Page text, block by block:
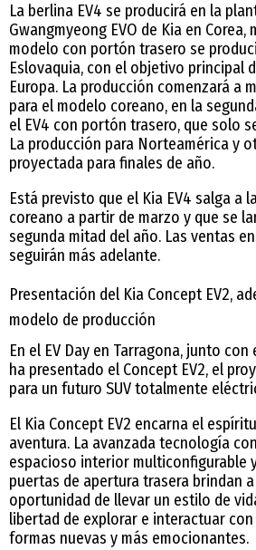
La berlina EV4 se producirá en la
Gwangmyeong EVO de Kia en Corea,
modelo con portón trasero se
Eslovaquia, con el objetivo principal
Europa. La producción comenzará a
para el modelo coreano, en la
el EV4 con portón trasero, que solo
La producción para Norteamérica y
proyectada para finales de año.
Está previsto que el Kia EV4 salga a
coreano a partir de marzo y que se
segunda mitad del año. Las ventas
seguirán más adelante.
Presentación del Kia Concept EV2,
modelo de producción
En el EV Day en Tarragona, junto con
ha presentado el Concept EV2, el
para un futuro SUV totalmente
El Kia Concept EV2 encarna el
aventura. La avanzada tecnología
espacioso interior multiconfigurable
puertas de apertura trasera brindan
oportunidad de llevar un estilo de
libertad de explorar e interactuar
formas nuevas y más emocionantes.